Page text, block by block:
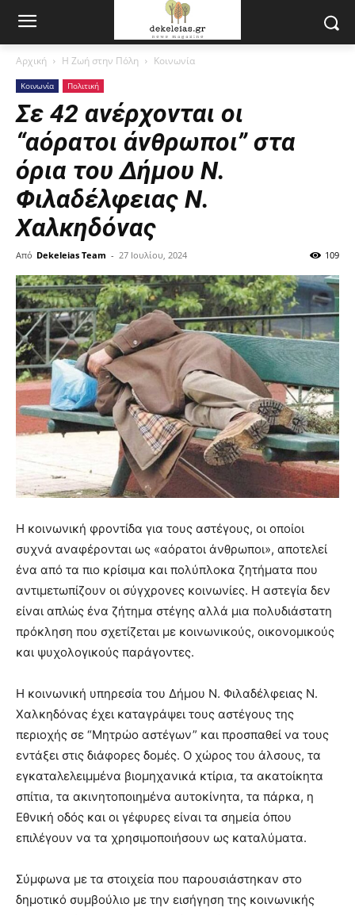
Αρχική Η Ζωή στην Πόλη Κοινωνία
Κοινωνία Πολιτική
Σε 42 ανέρχονται οι
“αόρατοι άνθρωποι” στα
όρια του Δήμου Ν.
Φιλαδέλφειας Ν.
Χαλκηδόνας
Από Dekeleias Team - 27 Ιουλίου, 2024 109
Η κοινωνική φροντίδα για τους αστέγους, οι οποίοι
συχνά αναφέρονται ως «αόρατοι άνθρωποι», αποτελεί
ένα από τα πιο κρίσιμα και πολύπλοκα ζητήματα που
αντιμετωπίζουν οι σύγχρονες κοινωνίες. Η αστεγία δεν
είναι απλώς ένα ζήτημα στέγης αλλά μια πολυδιάστατη
πρόκληση που σχετίζεται με κοινωνικούς, οικονομικούς
και ψυχολογικούς παράγοντες.
Η κοινωνική υπηρεσία του Δήμου Ν. Φιλαδέλφειας Ν.
Χαλκηδόνας έχει καταγράψει τους αστέγους της
περιοχής σε “Μητρώο αστέγων” και προσπαθεί να τους
εντάξει στις διάφορες δομές. Ο χώρος του άλσους, τα
εγκαταλελειμμένα βιομηχανικά κτίρια, τα ακατοίκητα
σπίτια, τα ακινητοποιημένα αυτοκίνητα, τα πάρκα, η
Εθνική οδός και οι γέφυρες είναι τα σημεία όπου
επιλέγουν να τα χρησιμοποιήσουν ως καταλύματα.
Σύμφωνα με τα στοιχεία που παρουσιάστηκαν στο
δημοτικό συμβούλιο με την εισήγηση της κοινωνικής